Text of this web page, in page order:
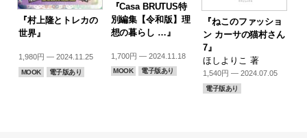
『村上隆とトレカの
世界』
1,980円 — 2024.11.25
MOOK 電子版あり
『Casa BRUTUS特
別編集【令和版】理
想の暮らし …』
1,700円 — 2024.11.18
MOOK 電子版あり
『ねこのファッショ
ン カーサの猫村さん
7』
ほしよりこ 著
1,540円 — 2024.07.05
電子版あり